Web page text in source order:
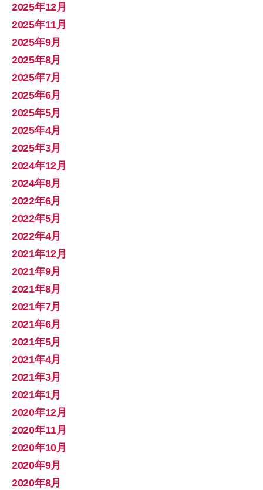
2025年12月
2025年11月
2025年9月
2025年8月
2025年7月
2025年6月
2025年5月
2025年4月
2025年3月
2024年12月
2024年8月
2022年6月
2022年5月
2022年4月
2021年12月
2021年9月
2021年8月
2021年7月
2021年6月
2021年5月
2021年4月
2021年3月
2021年1月
2020年12月
2020年11月
2020年10月
2020年9月
2020年8月